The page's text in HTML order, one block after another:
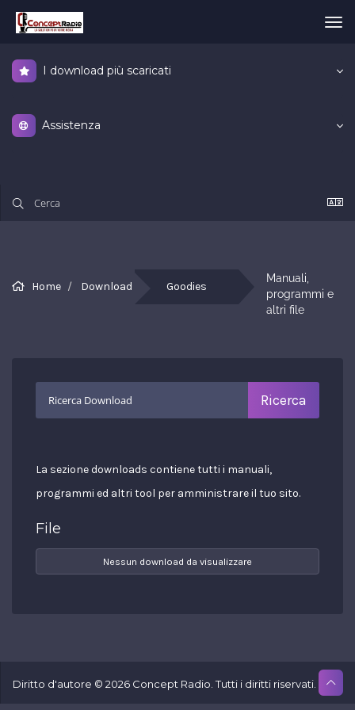
I download più scaricati
Assistenza
Home Download Goodies
Manuali,
programmi e
altri file
La sezione downloads contiene tutti i manuali,
programmi ed altri tool per amministrare il tuo sito.
File
Nessun download da visualizzare
Diritto d'autore © 2026 Concept Radio. Tutti i diritti riservati.